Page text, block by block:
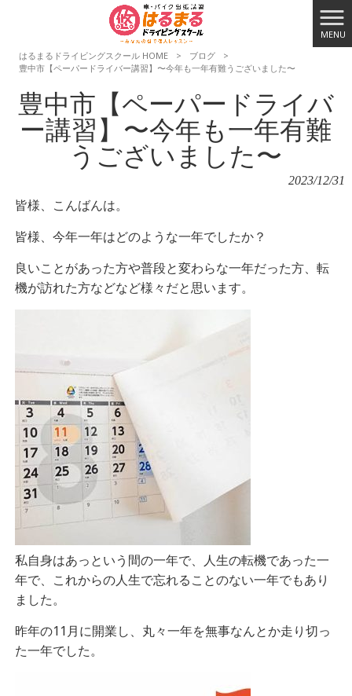
MENU
はるまるドライビングスクール HOME
> ブログ
>
豊中市【ペーパードライバー講習】〜今年も一年有難うございました〜
豊中市【ペーパードライバ
ー講習】〜今年も一年有難
うございました〜
2023/12/31
皆様、こんばんは。
皆様、今年一年はどのような一年でしたか？
良いことがあった方や普段と変わらな一年だった方、転
機が訪れた方などなど様々だと思います。
私自身はあっという間の一年で、人生の転機であった一
年で、これからの人生で忘れることのない一年でもあり
ました。
昨年の11月に開業し、丸々一年を無事なんとか走り切っ
た一年でした。